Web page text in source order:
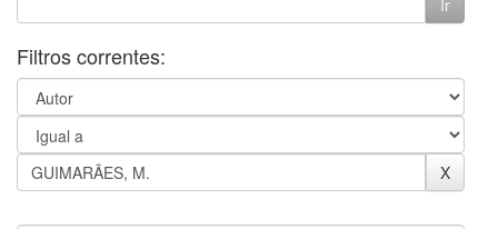
Filtros correntes: